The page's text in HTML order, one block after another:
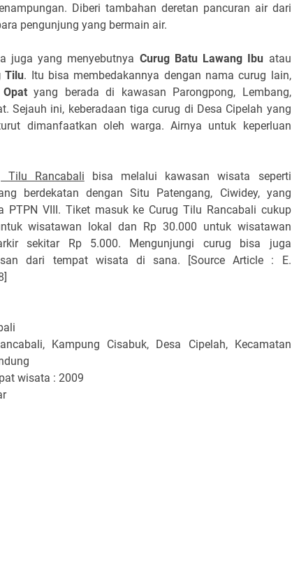
Diberi tambahan deretan pancuran air dari
pengunjung yang bermain air.
juga yang menyebutnya Curug Batu Lawang Ibu atau
Tilu. Itu bisa membedakannya dengan nama curug lain,
yang berada di kawasan Parongpong, Lembang,
Sejauh ini, keberadaan tiga curug di Desa Cipelah yang
dimanfaatkan oleh warga. Airnya untuk keperluan
Tilu Rancabali bisa melalui kawasan wisata seperti
berdekatan dengan Situ Patengang, Ciwidey, yang
PTPN VIII. Tiket masuk ke Curug Tilu Rancabali cukup
wisatawan lokal dan Rp 30.000 untuk wisatawan
sekitar Rp 5.000. Mengunjungi curug bisa juga
dari tempat wisata di sana. [Source Article : E.
Kampung Cisabuk, Desa Cipelah, Kecamatan
wisata : 2009